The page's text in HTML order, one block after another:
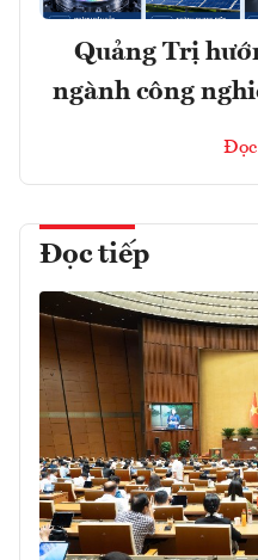
Quảng Trị
ngành công
Đọc
Đọc tiếp